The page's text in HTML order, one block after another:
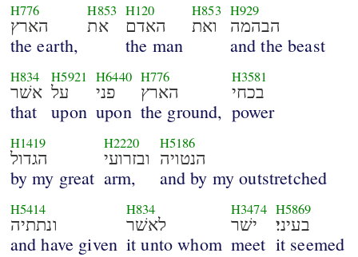
H776
הארץ
the earth,
H853
את
H120
האדם
the man
H853
ואת
H929
הבהמה
and the beast
H834
אשׁר
that
H5921
על
upon
H6440
פני
upon
H776
הארץ
the ground,
H3581
בכחי
power
H1419
הגדול
by my great
H2220
ובזרועי
arm,
H5186
הנטויה
and by my outstretched
H5414
ונתתיה
and have given
H834
לאשׁר
it unto whom
H3474
ישׁר
meet
H5869
בעיני׃
it seemed